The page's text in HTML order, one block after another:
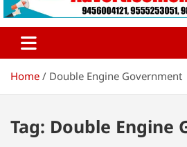
Home Double Engine Government
Tag: Double Engine